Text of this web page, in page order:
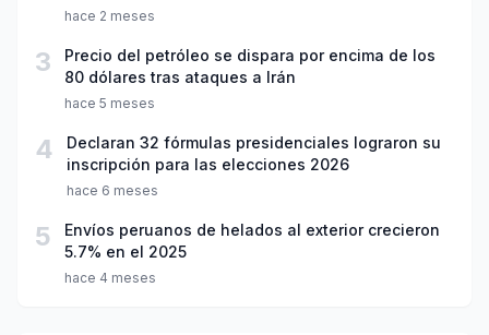
hace 2 meses
3
Precio del petróleo se dispara por encima de los
80 dólares tras ataques a Irán
hace 5 meses
4
Declaran 32 fórmulas presidenciales lograron su
inscripción para las elecciones 2026
hace 6 meses
5
Envíos peruanos de helados al exterior crecieron
5.7% en el 2025
hace 4 meses